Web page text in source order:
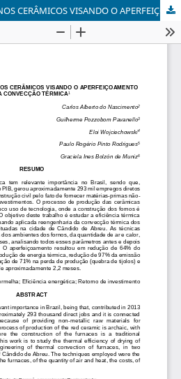
REENGENHARIA DE FORNOS CERÂMICOS VISANDO O APERFEIÇOAMENTO DA CONVECÇÃO TÉRMICA